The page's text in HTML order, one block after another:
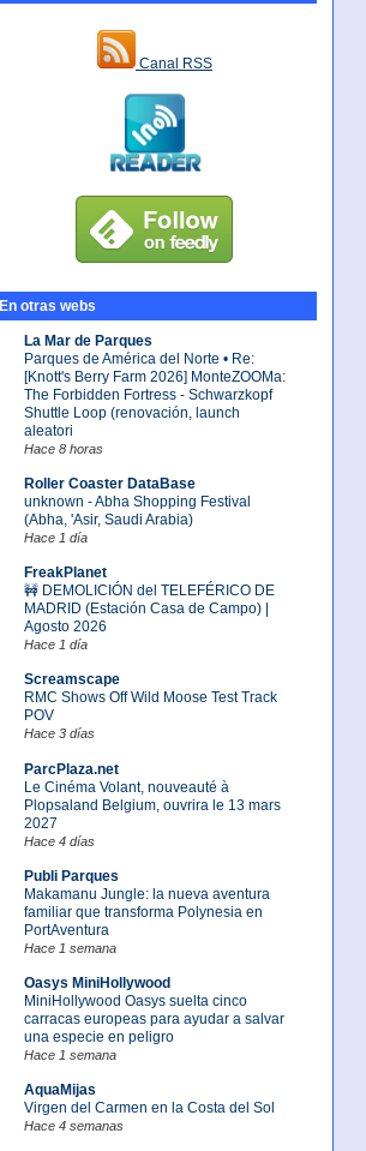
Canal RSS
En otras webs
La Mar de Parques
Parques de América del Norte • Re:
[Knott's Berry Farm 2026] MonteZOOMa:
The Forbidden Fortress - Schwarzkopf
Shuttle Loop (renovación, launch
aleatori
Hace 8 horas
Roller Coaster DataBase
unknown - Abha Shopping Festival
(Abha, 'Asir, Saudi Arabia)
Hace 1 día
FreakPlanet
🚧 DEMOLICIÓN del TELEFÉRICO DE
MADRID (Estación Casa de Campo) |
Agosto 2026
Hace 1 día
Screamscape
RMC Shows Off Wild Moose Test Track
POV
Hace 3 días
ParcPlaza.net
Le Cinéma Volant, nouveauté à
Plopsaland Belgium, ouvrira le 13 mars
2027
Hace 4 días
Publi Parques
Makamanu Jungle: la nueva aventura
familiar que transforma Polynesia en
PortAventura
Hace 1 semana
Oasys MiniHollywood
MiniHollywood Oasys suelta cinco
carracas europeas para ayudar a salvar
una especie en peligro
Hace 1 semana
AquaMijas
Virgen del Carmen en la Costa del Sol
Hace 4 semanas